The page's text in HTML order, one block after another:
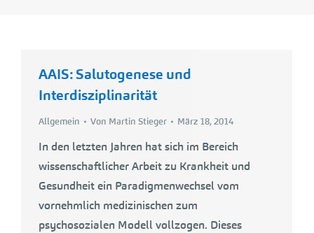
AAIS: Salutogenese und
Interdisziplinarität
Allgemein Von Martin Stieger März 18, 2014
In den letzten Jahren hat sich im Bereich
wissenschaftlicher Arbeit zu Krankheit und
Gesundheit ein Paradigmenwechsel vom
vornehmlich medizinischen zum
psychosozialen Modell vollzogen. Dieses